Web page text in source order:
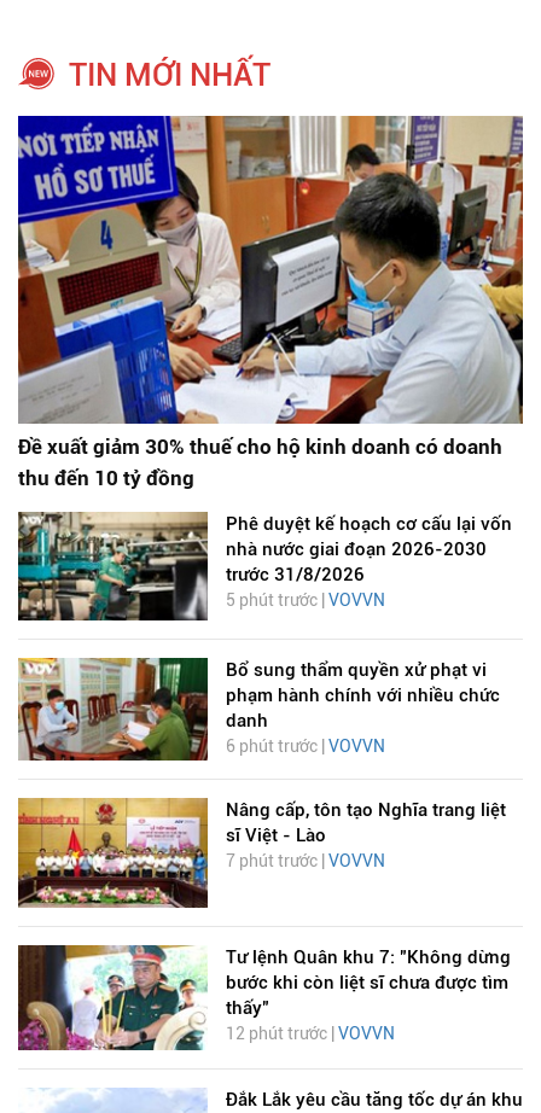
TIN MỚI NHẤT
Đề xuất giảm 30% thuế cho hộ kinh doanh có doanh
thu đến 10 tỷ đồng
Phê duyệt kế hoạch cơ cấu lại vốn
nhà nước giai đoạn 2026-2030
trước 31/8/2026
5 phút trước | VOVVN
Bổ sung thẩm quyền xử phạt vi
phạm hành chính với nhiều chức
danh
6 phút trước | VOVVN
Nâng cấp, tôn tạo Nghĩa trang liệt
sĩ Việt - Lào
7 phút trước | VOVVN
Tư lệnh Quân khu 7: "Không dừng
bước khi còn liệt sĩ chưa được tìm
thấy"
12 phút trước | VOVVN
Đắk Lắk yêu cầu tăng tốc dự án khu